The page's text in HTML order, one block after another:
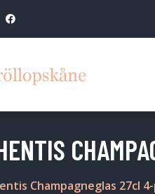
Champagneglas 27cl